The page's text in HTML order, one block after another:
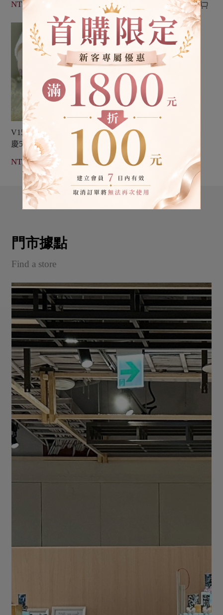
NT$ 399  NT$ 399  
HOT
V150 紫櫻花鮮奶茶【生日
慶5th限定】愛若雅光撩指甲
油一步膠
NT$ 399  
門市據點
Find a store